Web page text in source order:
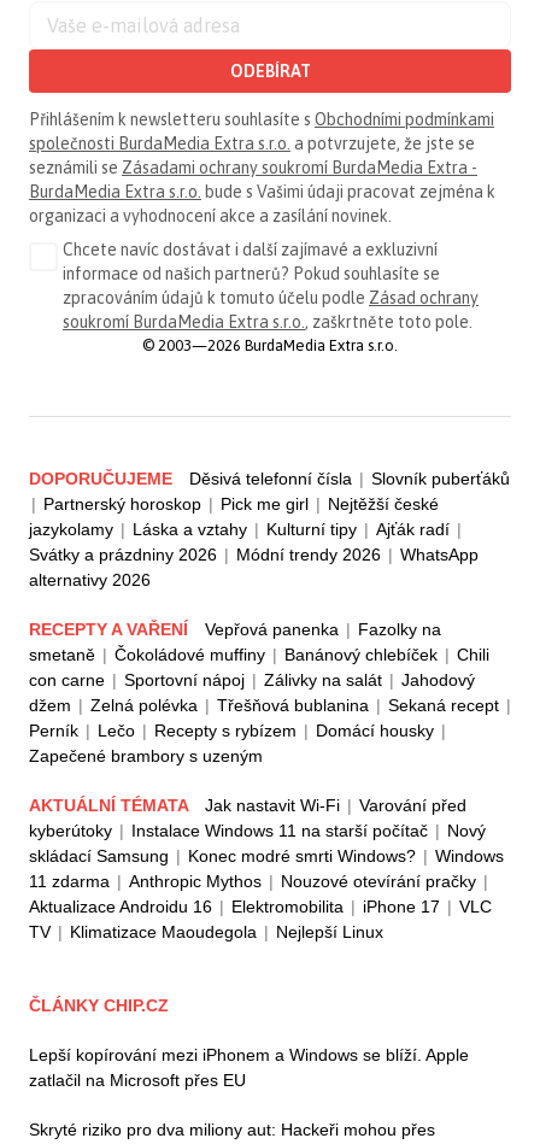
ODEBÍRAT
Přihlášením k newsletteru souhlasíte s Obchodními podmínkami
společnosti BurdaMedia Extra s.r.o. a potvrzujete, že jste se
seznámili se Zásadami ochrany soukromí BurdaMedia Extra -
BurdaMedia Extra s.r.o. bude s Vašimi údaji pracovat zejména k
organizaci a vyhodnocení akce a zasílání novinek.
Chcete navíc dostávat i další zajímavé a exkluzivní
informace od našich partnerů? Pokud souhlasíte se
zpracováním údajů k tomuto účelu podle Zásad ochrany
soukromí BurdaMedia Extra s.r.o. , zaškrtněte toto pole.
© 2003—2026 BurdaMedia Extra s.r.o.
DOPORUČUJEME Děsivá telefonní čísla | Slovník puberťáků
| Partnerský horoskop | Pick me girl | Nejtěžší české
jazykolamy | Láska a vztahy | Kulturní tipy | Ajťák radí |
Svátky a prázdniny 2026 | Módní trendy 2026 | WhatsApp
alternativy 2026
RECEPTY A VAŘENÍ Vepřová panenka | Fazolky na
smetaně | Čokoládové muffiny | Banánový chlebíček | Chili
con carne | Sportovní nápoj | Zálivky na salát | Jahodový
džem | Zelná polévka | Třešňová bublanina | Sekaná recept |
Perník | Lečo | Recepty s rybízem | Domácí housky |
Zapečené brambory s uzeným
AKTUÁLNÍ TÉMATA Jak nastavit Wi-Fi | Varování před
kyberútoky | Instalace Windows 11 na starší počítač | Nový
skládací Samsung | Konec modré smrti Windows? | Windows
11 zdarma | Anthropic Mythos | Nouzové otevírání pračky |
Aktualizace Androidu 16 | Elektromobilita | iPhone 17 | VLC
TV | Klimatizace Maoudegola | Nejlepší Linux
ČLÁNKY CHIP.CZ
Lepší kopírování mezi iPhonem a Windows se blíží. Apple
zatlačil na Microsoft přes EU
Skryté riziko pro dva miliony aut: Hackeři mohou přes